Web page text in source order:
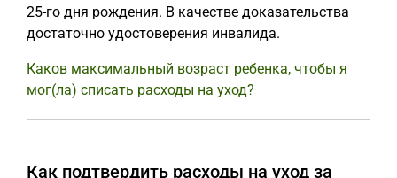
25-го дня рождения. В качестве доказательства
достаточно удостоверения инвалида.
Каков максимальный возраст ребенка, чтобы я
мог(ла) списать расходы на уход?
Как подтвердить расходы на уход за